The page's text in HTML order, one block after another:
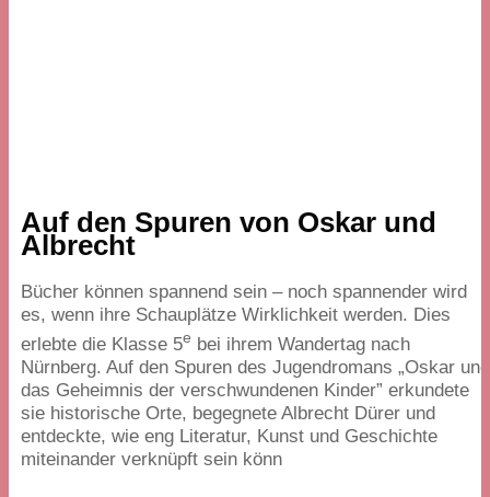
Auf den Spuren von Oskar und
Albrecht
Bücher können spannend sein – noch spannender wird
es, wenn ihre Schauplätze Wirklichkeit werden. Dies
erlebte die Klasse 5e bei ihrem Wandertag nach
Nürnberg. Auf den Spuren des Jugendromans„Oskar und
das Geheimnis der verschwundenen Kinder” erkundete
sie historische Orte, begegnete Albrecht Dürer und
entdeckte, wie eng Literatur, Kunst und Geschichte
miteinander verknüpft sein könn